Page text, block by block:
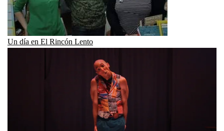
Un día en El Rincón Lento